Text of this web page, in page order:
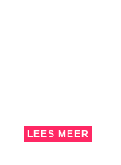
LEES MEER